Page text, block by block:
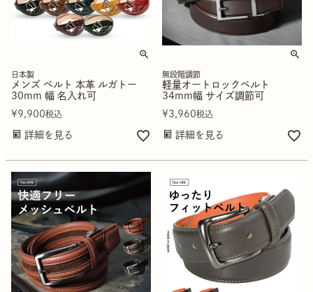
日本製
メンズ ベルト 本革 ルガトー
30mm 幅 名入れ可
¥9,900税込
詳細を見る
無段階調節
軽量オートロックベルト
34mm幅 サイズ調節可
¥3,960税込
詳細を見る